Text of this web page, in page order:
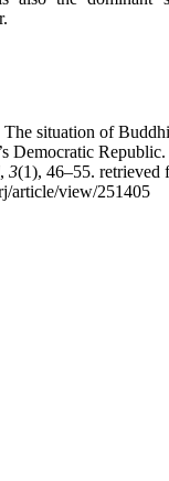
situation of
Democratic Republic.
, 3(1), 46–55. retrieved
article/view/251405